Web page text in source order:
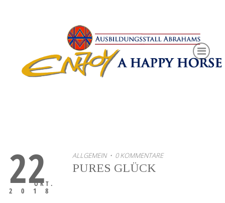
22
OKT.
2018
ALLGEMEIN• 0 KOMMENTARE
PURES GLÜCK